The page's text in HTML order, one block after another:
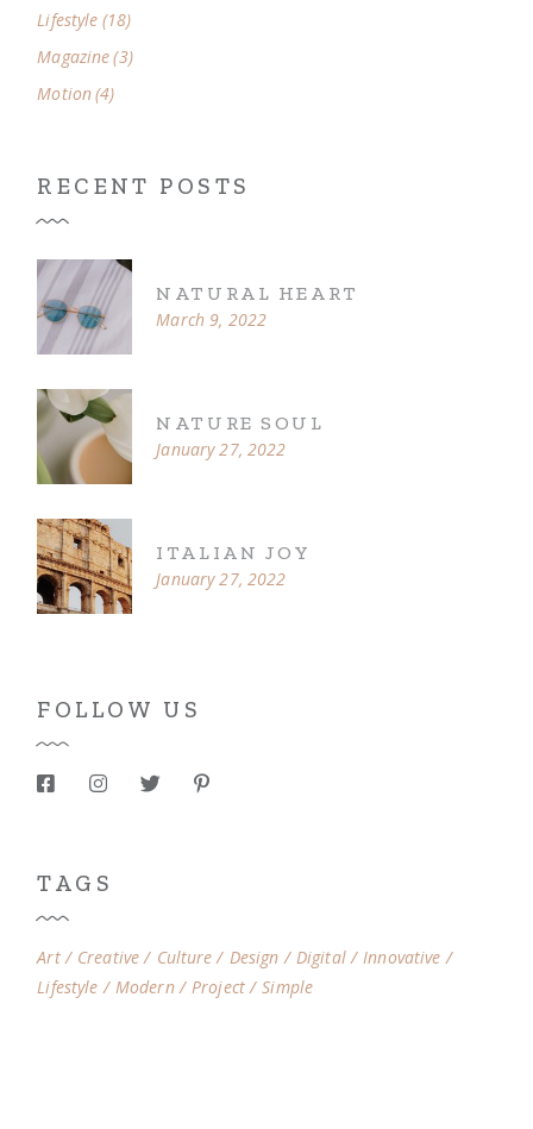
Lifestyle (18)
Magazine(3)
Motion(4)
RECENT POSTS
NATURAL HEART
March 9, 2022
NATURE SOUL
January 27, 2022
ITALIAN JOY
January 27, 2022
FOLLOW US
TAGS
Art Creative Culture Design Digital
Innovative
Lifestyle
Modern Project Simple